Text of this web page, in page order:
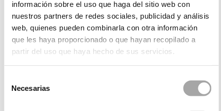
información sobre el uso que haga del sitio web con
nuestros partners de redes sociales, publicidad y análisis
web, quienes pueden combinarla con otra información
que les haya proporcionado o que hayan recopilado a
partir del uso que haya hecho de sus servicios.
Necesarias
non exclusive, libre de redevance, transférable,
sous-licenciable, internationale, lui permettant
d’utiliser, d’afficher, de reproduire, d’adapter, de
modifier (par ex., reformater), de réaménager, et
de distribuer votre contenu d’utilisateur selon
toute méthode, mode de livraison, ou supports
dans le futur. Dans la mesure du possible, les
photographies utilisées sur le site web de WHITE